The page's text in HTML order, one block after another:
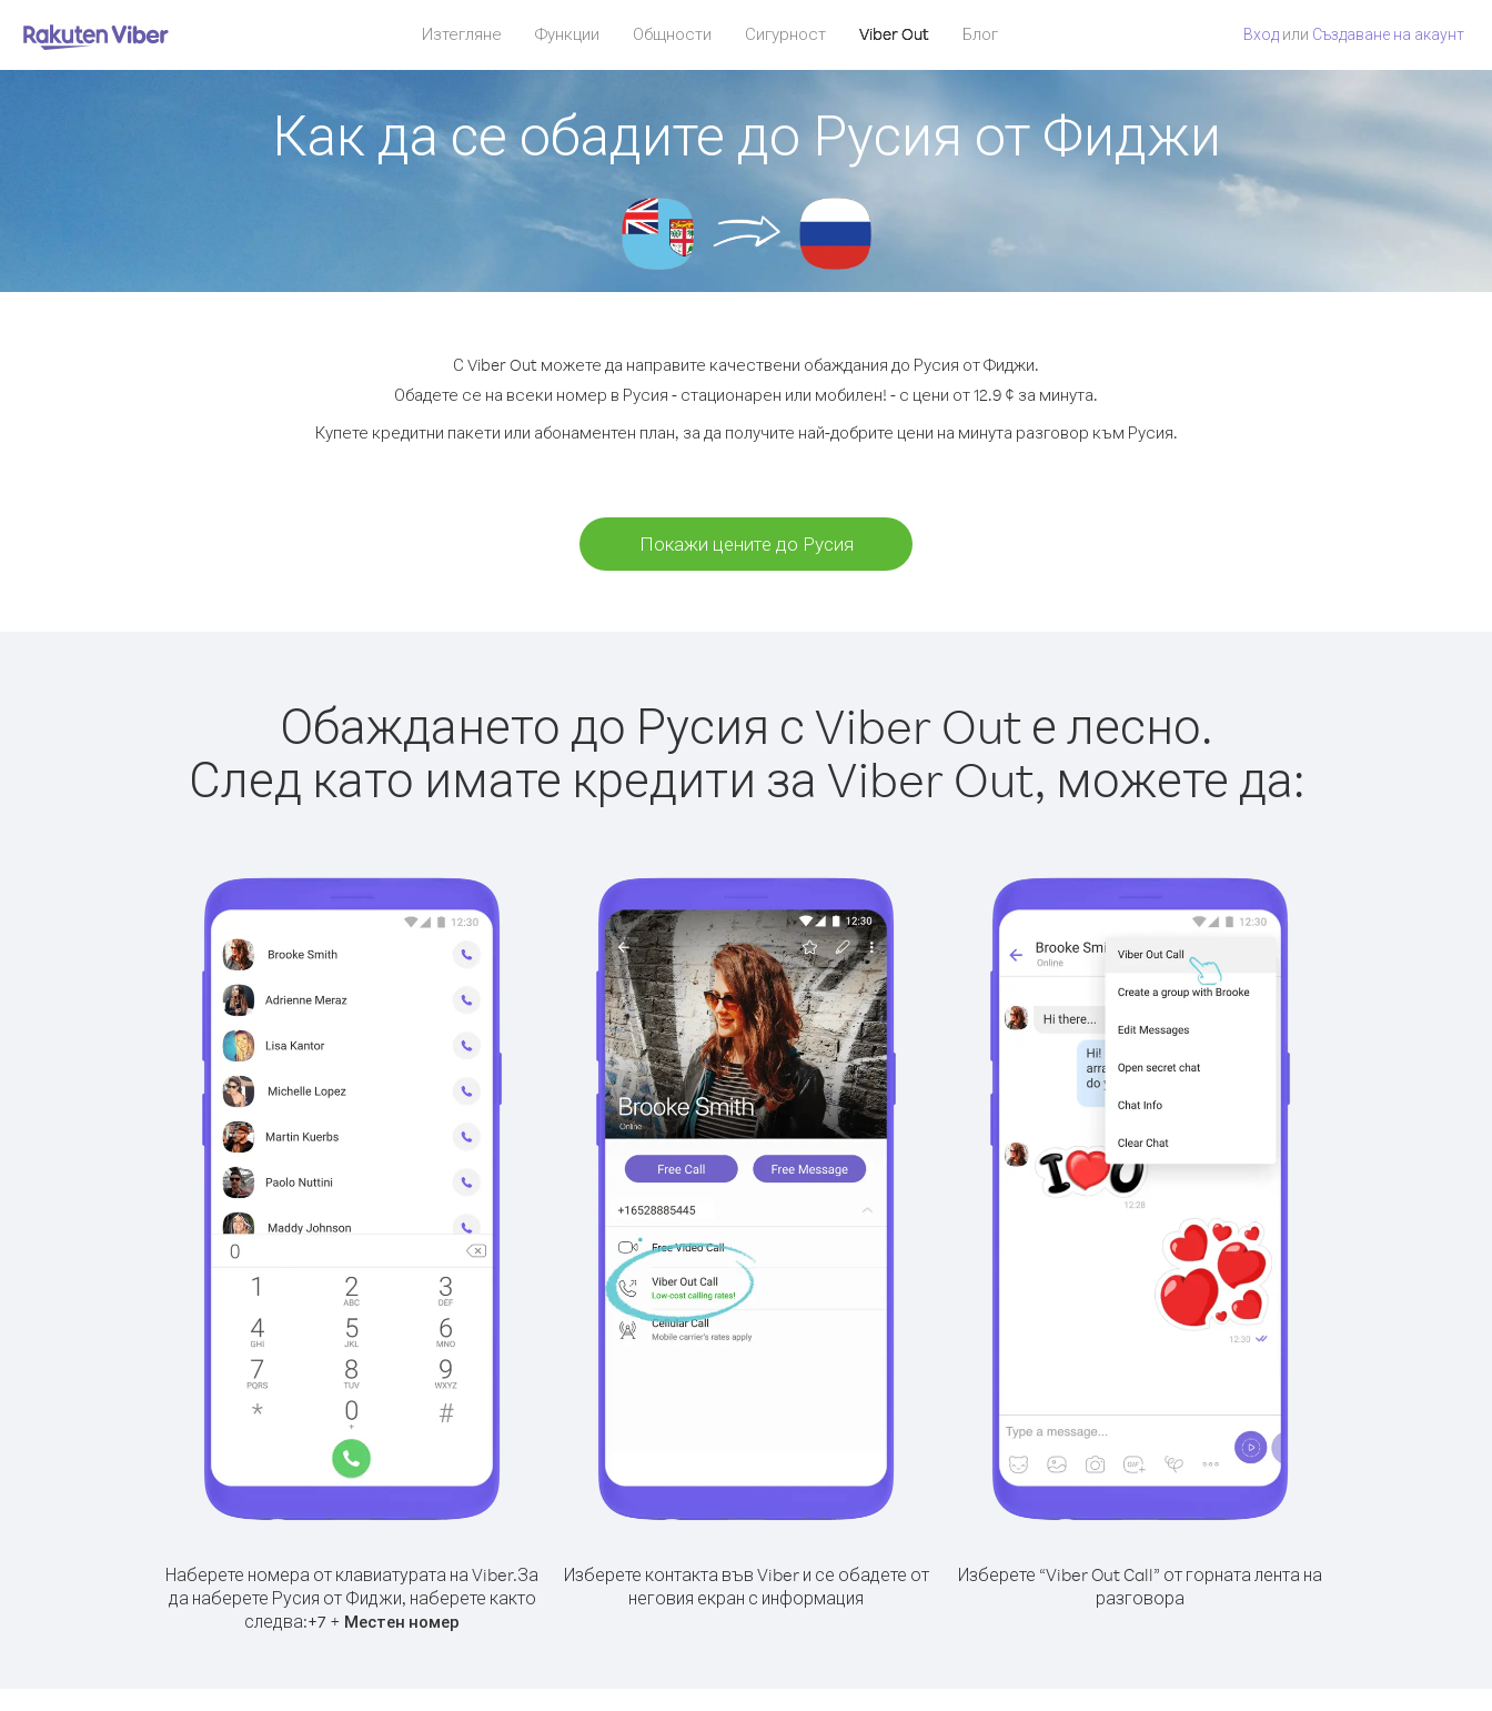
Изтегляне Функции Общности Сигурност Viber Out Блог Вход или Създаване на акаунт
Как да се обадите до Русия от Фиджи
С Viber Out можете да направите качествени обаждания до Русия от Фиджи.
Обадете се на всеки номер в Русия - стационарен или мобилен! - с цени от 12.9 ¢ за минута.
Купете кредитни пакети или абонаментен план, за да получите най-добрите цени на минута разговор към Русия.
Покажи цените до Русия
Обаждането до Русия с Viber Out е лесно.
След като имате кредити за Viber Out, можете да:
Наберете номера от клавиатурата на Viber.За
да наберете Русия от Фиджи, наберете както
следва:+7 + Местен номер
Изберете контакта във Viber и се обадете от
неговия екран с информация
Изберете “Viber Out Call” от горната лента на
разговора